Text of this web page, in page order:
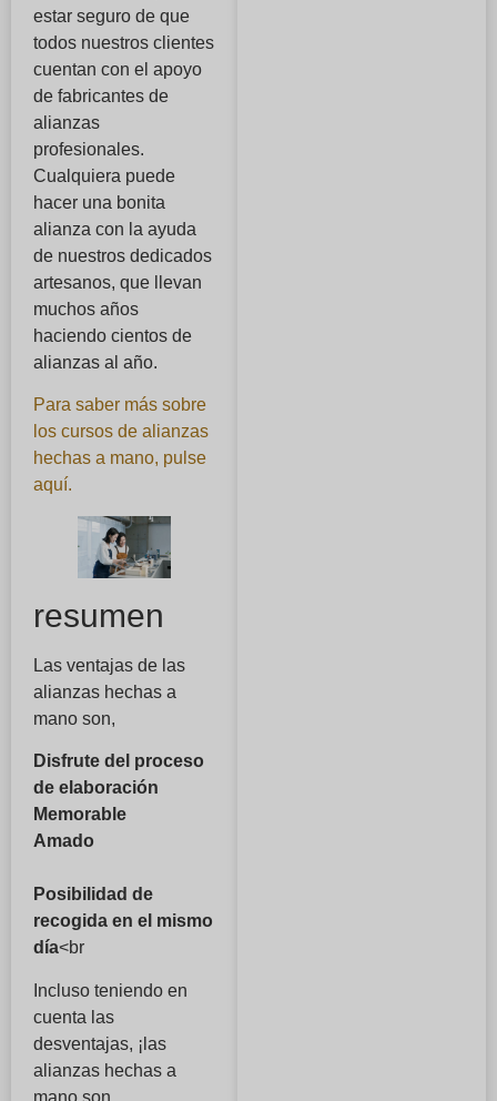
estar seguro de que
todos nuestros clientes
cuentan con el apoyo
de fabricantes de
alianzas
profesionales.
Cualquiera puede
hacer una bonita
alianza con la ayuda
de nuestros dedicados
artesanos, que llevan
muchos años
haciendo cientos de
alianzas al año.
Para saber más sobre
los cursos de alianzas
hechas a mano, pulse
aquí.
resumen
Las ventajas de las
alianzas hechas a
mano son,
Disfrute del proceso
de elaboración
Memorable
Amado
Posibilidad de
recogida en el mismo
día<br
Incluso teniendo en
cuenta las
desventajas, ¡las
alianzas hechas a
mano son